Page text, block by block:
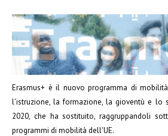
Erasmus+ è il nuovo programma di
l'istruzione, la formazione, la gioventù e lo
2020, che ha sostituito, raggruppandoli
programmi di mobilità dell'UE.